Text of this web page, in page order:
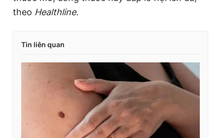
theo Healthline.
Tin liên quan